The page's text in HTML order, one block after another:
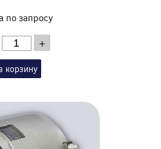
по запросу
+
корзину